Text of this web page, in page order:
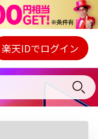
プレイヤー
内容の確認・変更
楽天IDでログイン